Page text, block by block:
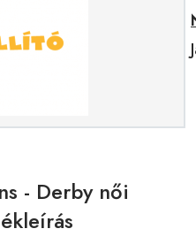
- Derby női